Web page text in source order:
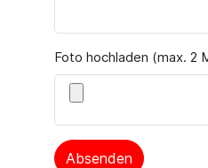
Foto hochladen (max. 2